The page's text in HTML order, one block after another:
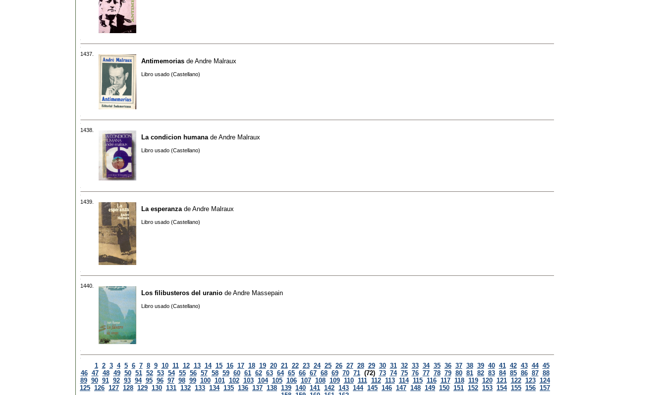
1437.
Antimemorias de Andre Malraux
Libro usado (Castellano)
1438.
La condicion humana de Andre Malraux
Libro usado (Castellano)
1439.
La esperanza de Andre Malraux
Libro usado (Castellano)
1440.
Los filibusteros del uranio de Andre Massepain
Libro usado (Castellano)
1 2 3 4 5 6 7 8 9 10 11 12 13 14 15 16 17 18 19 20 21 22 23 24 25 26 27 28 29 30 31 32 33 34 35 36 37 38 39 40 41 42 43 44 45
46 47 48 49 50 51 52 53 54 55 56 57 58 59 60 61 62 63 64 65 66 67 68 69 70 71 (72) 73 74 75 76 77 78 79 80 81 82 83 84 85 86 87 88
89 90 91 92 93 94 95 96 97 98 99 100 101 102 103 104 105 106 107 108 109 110 111 112 113 114 115 116 117 118 119 120 121 122 123 124
125 126 127 128 129 130 131 132 133 134 135 136 137 138 139 140 141 142 143 144 145 146 147 148 149 150 151 152 153 154 155 156 157